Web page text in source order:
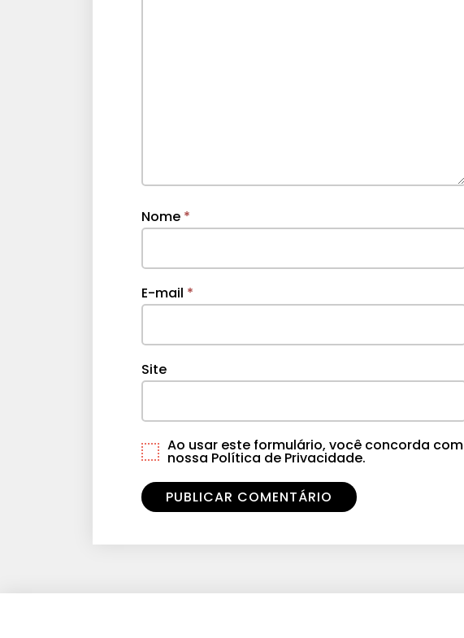
Nome *
E-mail *
Site
Ao usar este formulário, você concorda com
nossa Política de Privacidade.